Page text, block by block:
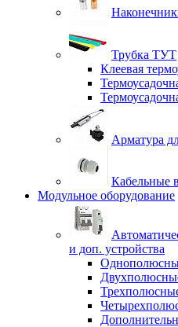
Трубка ТУТ
Клеевая
Арматура
Кабельные
Модульное оборудование
и доп. устройства